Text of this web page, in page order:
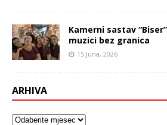
Kamerni sastav
muzici bez granica
15 Juna, 2026
ARHIVA